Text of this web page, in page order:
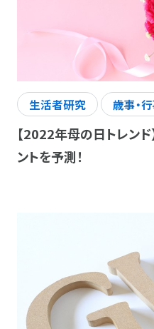
生活者研究 歳事・
【2022年母の日トレン
ントを予測！